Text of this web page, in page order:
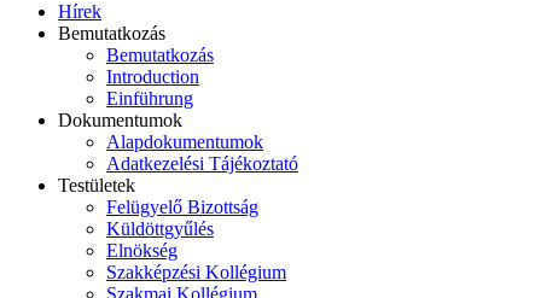
Hírek
Bemutatkozás
Bemutatkozás
Introduction
Einführung
Dokumentumok
Alapdokumentumok
Adatkezelési Tájékoztató
Testületek
Felügyelő Bizottság
Küldöttgyűlés
Elnökség
Szakképzési Kollégium
Szakmai Kollégium